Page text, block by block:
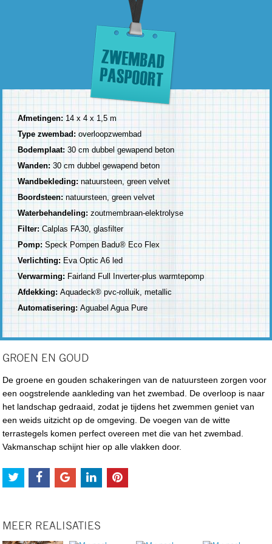
Afmetingen:14 x 4 x 1,5 m
Type zwembad:overloopzwembad
Bodemplaat:30 cm dubbel gewapend beton
Wanden:30 cm dubbel gewapend beton
Wandbekleding:natuursteen, green velvet
Boordsteen:natuursteen, green velvet
Waterbehandeling:zoutmembraan-elektrolyse
Filter:Calplas FA30, glasfilter
Pomp: Speck Pompen Badu® Eco Flex
Verlichting: Eva Optic A6 led
Verwarming:Fairland Full Inverter-plus warmtepomp
Afdekking:Aquadeck® pvc-rolluik, metallic
Automatisering:Aguabel Agua Pure
GROEN EN GOUD
De groene en gouden schakeringen van de natuursteen zorgen voor
een oogstrelende aankleding van het zwembad. De overloop is naar
het landschap gedraaid, zodat je tijdens het zwemmen geniet van
een weids uitzicht op de omgeving. De voegen van de witte
terrastegels komen perfect overeen met die van het zwembad.
Vakmanschap schijnt hier op alle vlakken door.
MEER REALISATIES